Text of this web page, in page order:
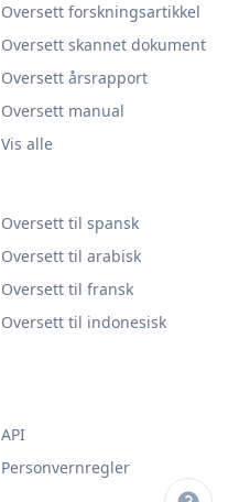
Oversett forskningsartikkel
Oversett skannet dokument
Oversett årsrapport
Oversett manual
Vis alle
Oversett til spansk
Oversett til arabisk
Oversett til fransk
Oversett til indonesisk
API
Personvernregler